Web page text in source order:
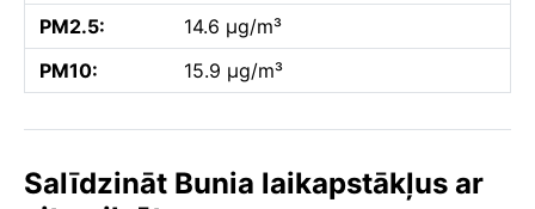
PM2.5:
14.6 µg/m³
PM10:
15.9 µg/m³
Salīdzināt Bunia laikapstākļus ar